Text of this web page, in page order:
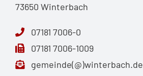
73650 Winterbach
07181 7006-0
07181 7006-1009
gemeinde(@)winterbach.de